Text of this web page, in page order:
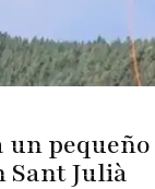
un
Sant Julià